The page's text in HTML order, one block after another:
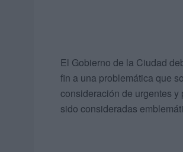
El Gobierno de la Ciudad
fin a una problemática que
consideración de urgentes
sido consideradas